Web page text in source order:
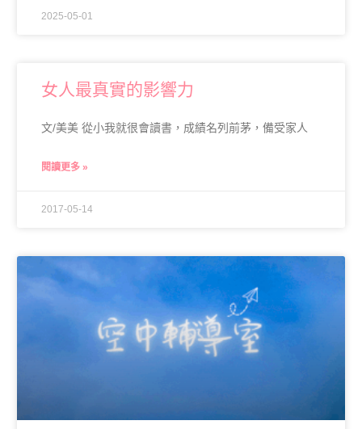
2025-05-01
女人最真實的影響力
文/美美 從小我就很會讀書，成績名列前茅，備受家人
閱讀更多 »
2017-05-14